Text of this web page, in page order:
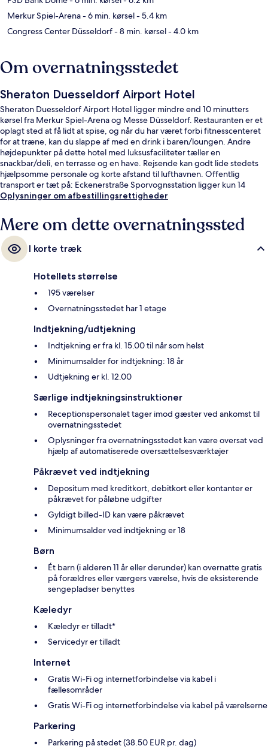
Merkur Spiel-Arena- 6 min. kørsel- 5.4 km
Congress Center Düsseldorf- 8 min. kørsel- 4.0 km
Om overnatningsstedet
Sheraton Duesseldorf Airport Hotel
Sheraton Duesseldorf Airport Hotel ligger mindre end 10 minutters
kørsel fra Merkur Spiel-Arena og Messe Düsseldorf. Restauranten er et
oplagt sted at få lidt at spise, og når du har været forbi fitnesscenteret
for at træne, kan du slappe af med en drink i baren/loungen. Andre
højdepunkter på dette hotel med luksusfaciliteter tæller en
snackbar/deli, en terrasse og en have. Rejsende kan godt lide stedets
hjælpsomme personale og korte afstand til lufthavnen. Offentlig
transport er tæt på: Eckenerstraße Sporvognsstation ligger kun 14
minutter derfra til fods.
Oplysninger om afbestillingsrettigheder
Mere om dette overnatningssted
I korte træk
Hotellets størrelse
195 værelser
Overnatningsstedet har 1 etage
Indtjekning/udtjekning
Indtjekning er fra kl. 15.00 til når som helst
Minimumsalder for indtjekning: 18 år
Udtjekning er kl. 12.00
Særlige indtjekningsinstruktioner
Receptionspersonalet tager imod gæster ved ankomst til
overnatningsstedet
Oplysninger fra overnatningsstedet kan være oversat ved
hjælp af automatiserede oversættelsesværktøjer
Påkrævet ved indtjekning
Depositum med kreditkort, debitkort eller kontanter er
påkrævet for påløbne udgifter
Gyldigt billed-ID kan være påkrævet
Minimumsalder ved indtjekning er 18
Børn
Ét barn (i alderen 11 år eller derunder) kan overnatte gratis
på forældres eller værgers værelse, hvis de eksisterende
sengepladser benyttes
Kæledyr
Kæledyr er tilladt*
Servicedyr er tilladt
Internet
Gratis Wi-Fi og internetforbindelse via kabel i
fællesområder
Gratis Wi-Fi og internetforbindelse via kabel på værelserne
Parkering
Parkering på stedet (38.50 EUR pr. dag)